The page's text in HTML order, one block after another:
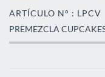
ARTÍCULO N° : LPCV
PREMEZCLA